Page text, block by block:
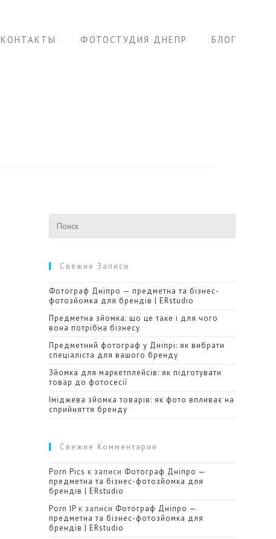
КОНТАКТЫ ФОТОСТУДИЯ ДНЕПР БЛОГ
Свежие Записи
Фотограф Дніпро — предметна та бізнес-
фотозйомка для брендів | ERstudio
Предметна зйомка: що це таке і для чого
вона потрібна бізнесу
Предметний фотограф у Дніпрі: як вибрати
спеціаліста для вашого бренду
Зйомка для маркетплейсів: як підготувати
товар до фотосесії
Іміджева зйомка товарів: як фото впливає на
сприйняття бренду
Свежие Комментарии
Porn Pics к записи Фотограф Дніпро —
предметна та бізнес-фотозйомка для
брендів | ERstudio
Porn IP к записи Фотограф Дніпро —
предметна та бізнес-фотозйомка для
брендів | ERstudio